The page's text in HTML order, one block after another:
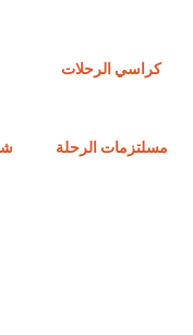
كراسي الرحلات
مسلتزمات الرحلة